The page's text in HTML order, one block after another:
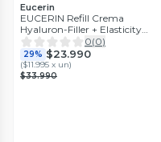
Eucerin
EUCERIN Refill Crema
Hyaluron-Filler + Elasticity
Noche 50ml
0(0)
29% $23.990
($11.995 x un)
$33.990